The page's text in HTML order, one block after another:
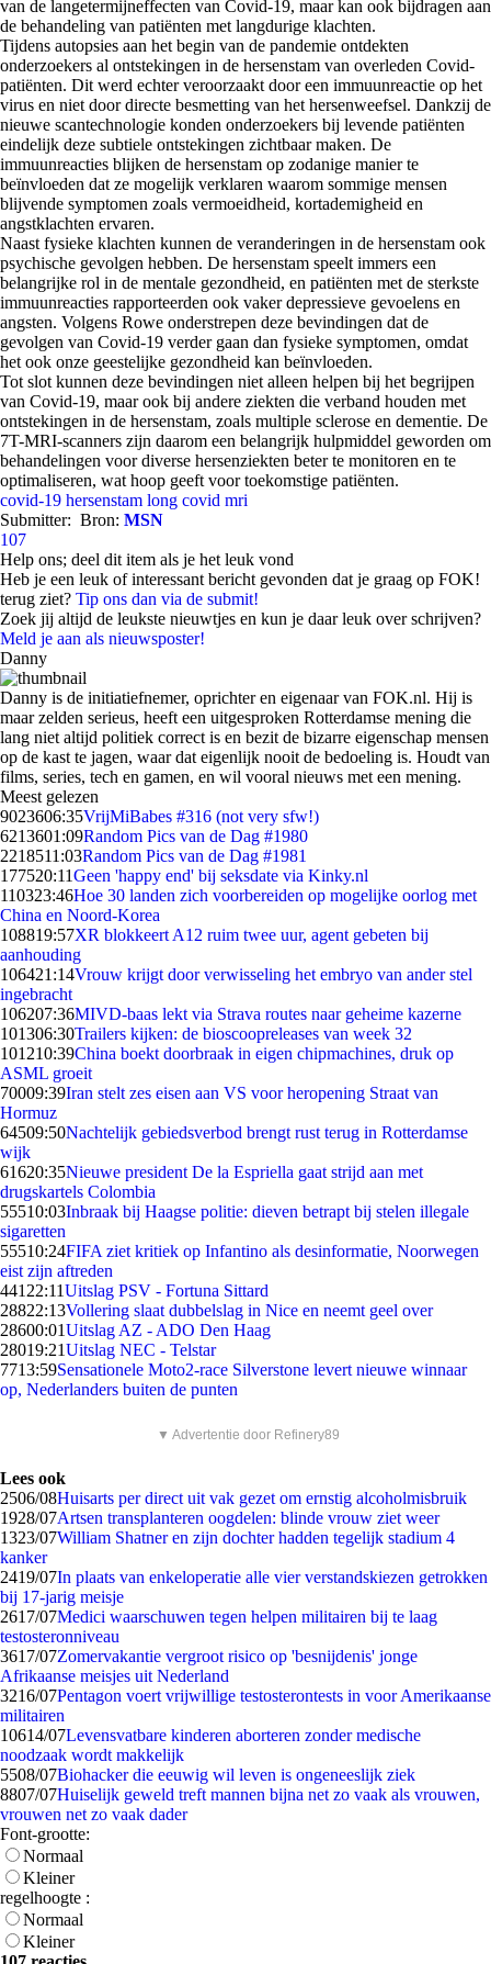
van de langetermijneffecten van Covid-19, maar kan ook bijdragen aan
de behandeling van patiënten met langdurige klachten.
Tijdens autopsies aan het begin van de pandemie ontdekten
onderzoekers al ontstekingen in de hersenstam van overleden Covid-
patiënten. Dit werd echter veroorzaakt door een immuunreactie op het
virus en niet door directe besmetting van het hersenweefsel. Dankzij de
nieuwe scantechnologie konden onderzoekers bij levende patiënten
eindelijk deze subtiele ontstekingen zichtbaar maken. De
immuunreacties blijken de hersenstam op zodanige manier te
beïnvloeden dat ze mogelijk verklaren waarom sommige mensen
blijvende symptomen zoals vermoeidheid, kortademigheid en
angstklachten ervaren.
Naast fysieke klachten kunnen de veranderingen in de hersenstam ook
psychische gevolgen hebben. De hersenstam speelt immers een
belangrijke rol in de mentale gezondheid, en patiënten met de sterkste
immuunreacties rapporteerden ook vaker depressieve gevoelens en
angsten. Volgens Rowe onderstrepen deze bevindingen dat de
gevolgen van Covid-19 verder gaan dan fysieke symptomen, omdat
het ook onze geestelijke gezondheid kan beïnvloeden.
Tot slot kunnen deze bevindingen niet alleen helpen bij het begrijpen
van Covid-19, maar ook bij andere ziekten die verband houden met
ontstekingen in de hersenstam, zoals multiple sclerose en dementie. De
7T-MRI-scanners zijn daarom een belangrijk hulpmiddel geworden om
behandelingen voor diverse hersenziekten beter te monitoren en te
optimaliseren, wat hoop geeft voor toekomstige patiënten.
covid-19 hersenstam long covid mri
Submitter: Bron: MSN
107
Help ons; deel dit item als je het leuk vond
Heb je een leuk of interessant bericht gevonden dat je graag op FOK!
terug ziet? Tip ons dan via de submit!
Zoek jij altijd de leukste nieuwtjes en kun je daar leuk over schrijven?
Meld je aan als nieuwsposter!
Danny
Danny is de initiatiefnemer, oprichter en eigenaar van FOK.nl. Hij is
maar zelden serieus, heeft een uitgesproken Rotterdamse mening die
lang niet altijd politiek correct is en bezit de bizarre eigenschap mensen
op de kast te jagen, waar dat eigenlijk nooit de bedoeling is. Houdt van
films, series, tech en gamen, en wil vooral nieuws met een mening.
Meest gelezen
9023606:35VrijMiBabes #316 (not very sfw!)
6213601:09Random Pics van de Dag #1980
2218511:03Random Pics van de Dag #1981
177520:11Geen 'happy end' bij seksdate via Kinky.nl
110323:46Hoe 30 landen zich voorbereiden op mogelijke oorlog met
China en Noord-Korea
108819:57XR blokkeert A12 ruim twee uur, agent gebeten bij
aanhouding
106421:14Vrouw krijgt door verwisseling het embryo van ander stel
ingebracht
106207:36MIVD-baas lekt via Strava routes naar geheime kazerne
101306:30Trailers kijken: de bioscoopreleases van week 32
101210:39China boekt doorbraak in eigen chipmachines, druk op
ASML groeit
70009:39Iran stelt zes eisen aan VS voor heropening Straat van
Hormuz
64509:50Nachtelijk gebiedsverbod brengt rust terug in Rotterdamse
wijk
61620:35Nieuwe president De la Espriella gaat strijd aan met
drugskartels Colombia
55510:03Inbraak bij Haagse politie: dieven betrapt bij stelen illegale
sigaretten
55510:24FIFA ziet kritiek op Infantino als desinformatie, Noorwegen
eist zijn aftreden
441 22:11Uitslag PSV - Fortuna Sittard
28822:13Vollering slaat dubbelslag in Nice en neemt geel over
28600:01Uitslag AZ - ADO Den Haag
28019:21Uitslag NEC - Telstar
7713:59Sensationele Moto2-race Silverstone levert nieuwe winnaar
op, Nederlanders buiten de punten
▼ Advertentie door Refinery89
Lees ook
2506/08Huisarts per direct uit vak gezet om ernstig alcoholmisbruik
1928/07Artsen transplanteren oogdelen: blinde vrouw ziet weer
1323/07William Shatner en zijn dochter hadden tegelijk stadium 4
kanker
2419/07In plaats van enkeloperatie alle vier verstandskiezen getrokken
bij 17-jarig meisje
2617/07Medici waarschuwen tegen helpen militairen bij te laag
testosteronniveau
3617/07Zomervakantie vergroot risico op 'besnijdenis' jonge
Afrikaanse meisjes uit Nederland
3216/07Pentagon voert vrijwillige testosterontests in voor Amerikaanse
militairen
10614/07Levensvatbare kinderen aborteren zonder medische
noodzaak wordt makkelijk
5508/07Biohacker die eeuwig wil leven is ongeneeslijk ziek
8807/07Huiselijk geweld treft mannen bijna net zo vaak als vrouwen,
vrouwen net zo vaak dader
Font-grootte:
Normaal
Kleiner
regelhoogte :
Normaal
Kleiner